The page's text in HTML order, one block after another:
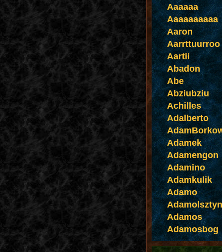
Aaaaaa
Aaaaaaaaaa
Aaron
Aartii
Abadon
Abe
Abziubziu
Achilles
Adalberto
Adamek
Adamengon
Adamino
Adamkulik
Adamo
Adamolsztyn
Adamos
Adamosbog